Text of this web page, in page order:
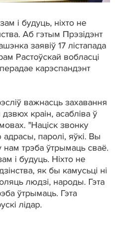
і будуць, ніхто не
Аб гэтым Прэзідэнт
заявіў 17 лістапада
Растоўскай вобласці
карэспандэнт
важнасць захавання
краін, асабліва ў
"Націск звонку
паролі, яўкі. Вы
нам трэба ўтрымаць сваё.
і будуць. Ніхто не
як бы камусьці ні
людзі, народы. Гэта
ўтрымаць. Гэта
лідар.